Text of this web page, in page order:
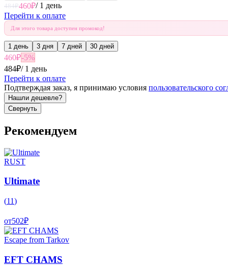
484₽460₽/ 1 день
Перейти к оплате
Для этого товара доступен промокод!
1 день 3 дня 7 дней 30 дней
460₽-5%
484₽/ 1 день
Перейти к оплате
Подтверждая заказ, я принимаю условия пользовательского
Нашли дешевле?
Свернуть
Рекомендуем
RUST
Ultimate
(11)
от502₽
Escape from Tarkov
EFT CHAMS